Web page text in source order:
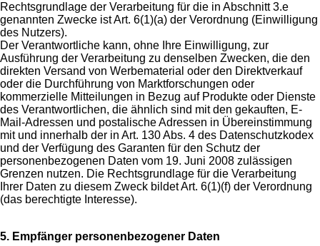
Rechtsgrundlage der Verarbeitung für die in Abschnitt 3.e
genannten Zwecke ist Art. 6(1)(a) der Verordnung (Einwilligung
des Nutzers).
Der Verantwortliche kann, ohne Ihre Einwilligung, zur
Ausführung der Verarbeitung zu denselben Zwecken, die den
direkten Versand von Werbematerial oder den Direktverkauf
oder die Durchführung von Marktforschungen oder
kommerzielle Mitteilungen in Bezug auf Produkte oder Dienste
des Verantwortlichen, die ähnlich sind mit den gekauften, E-
Mail-Adressen und postalische Adressen in Übereinstimmung
mit und innerhalb der in Art. 130 Abs. 4 des Datenschutzkodex
und der Verfügung des Garanten für den Schutz der
personenbezogenen Daten vom 19. Juni 2008 zulässigen
Grenzen nutzen. Die Rechtsgrundlage für die Verarbeitung
Ihrer Daten zu diesem Zweck bildet Art. 6(1)(f) der Verordnung
(das berechtigte Interesse).
5. Empfänger personenbezogener Daten